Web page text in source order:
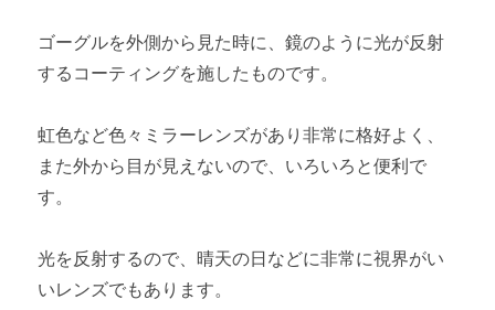
ゴーグルを外側から見た時に、鏡のように光が反射
するコーティングを施したものです。
虹色など色々ミラーレンズがあり非常に格好よく、
また外から目が見えないので、いろいろと便利で
す。
光を反射するので、晴天の日などに非常に視界がい
いレンズでもあります。